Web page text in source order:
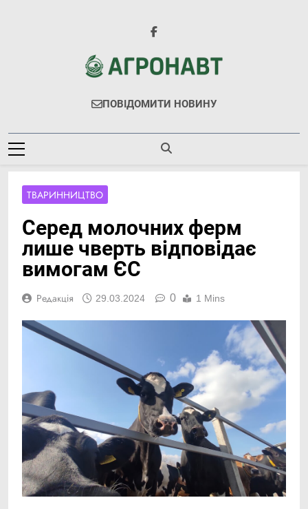
Агронавт
Новини Українського Агробізнесу
ПОВІДОМИТИ НОВИНУ
ТВАРИННИЦТВО
Серед молочних ферм
лише чверть відповідає
вимогам ЄС
Редакція 29.03.2024 0 1 Mins